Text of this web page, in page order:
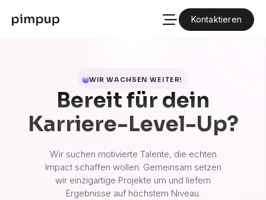
Kontaktieren
WIR WACHSEN WEITER!
Bereit für dein
Karriere-Level-Up?
Wir suchen motivierte Talente, die echten
Impact schaffen wollen. Gemeinsam setzen
wir einzigartige Projekte um und liefern
Ergebnisse auf höchstem Niveau.